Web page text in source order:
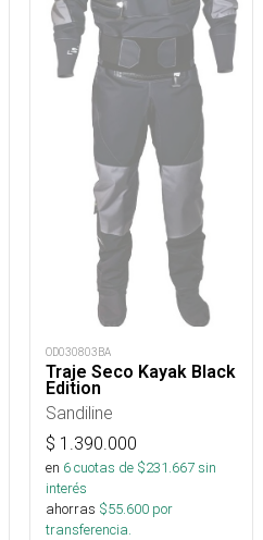
OD030803BA
Traje Seco Kayak Black
Edition
Sandiline
$ 1.390.000
en 6cuotas de $231.667sin
interés
ahorras $55.600 por
transferencia.